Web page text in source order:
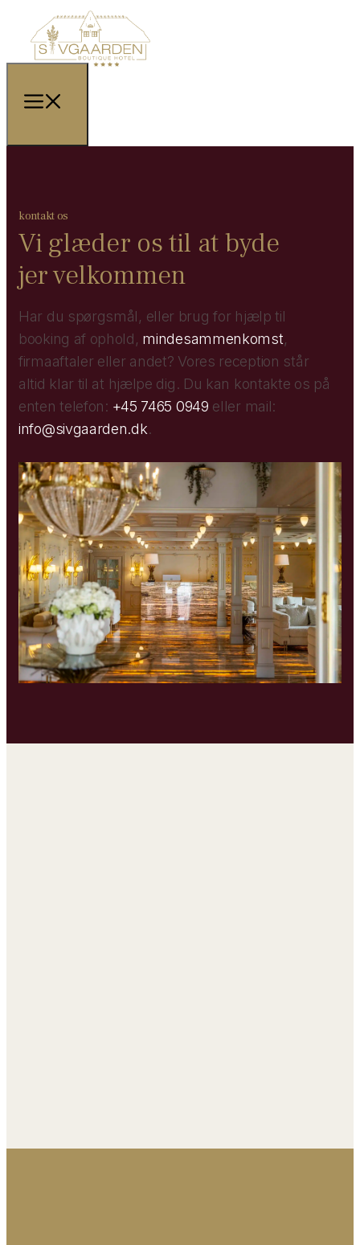
kontakt os
Vi glæder os til at byde
jer velkommen
Har du spørgsmål, eller brug for hjælp til
booking af ophold, mindesammenkomst,
firmaaftaler eller andet? Vores reception står
altid klar til at hjælpe dig. Du kan kontakte os på
enten telefon: +45 7465 0949 eller mail:
info@sivgaarden.dk.